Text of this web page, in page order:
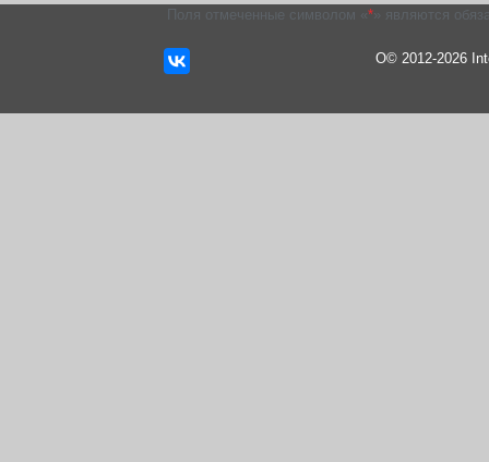
Поля отмеченные символом « * » являются
О© 2012-2026